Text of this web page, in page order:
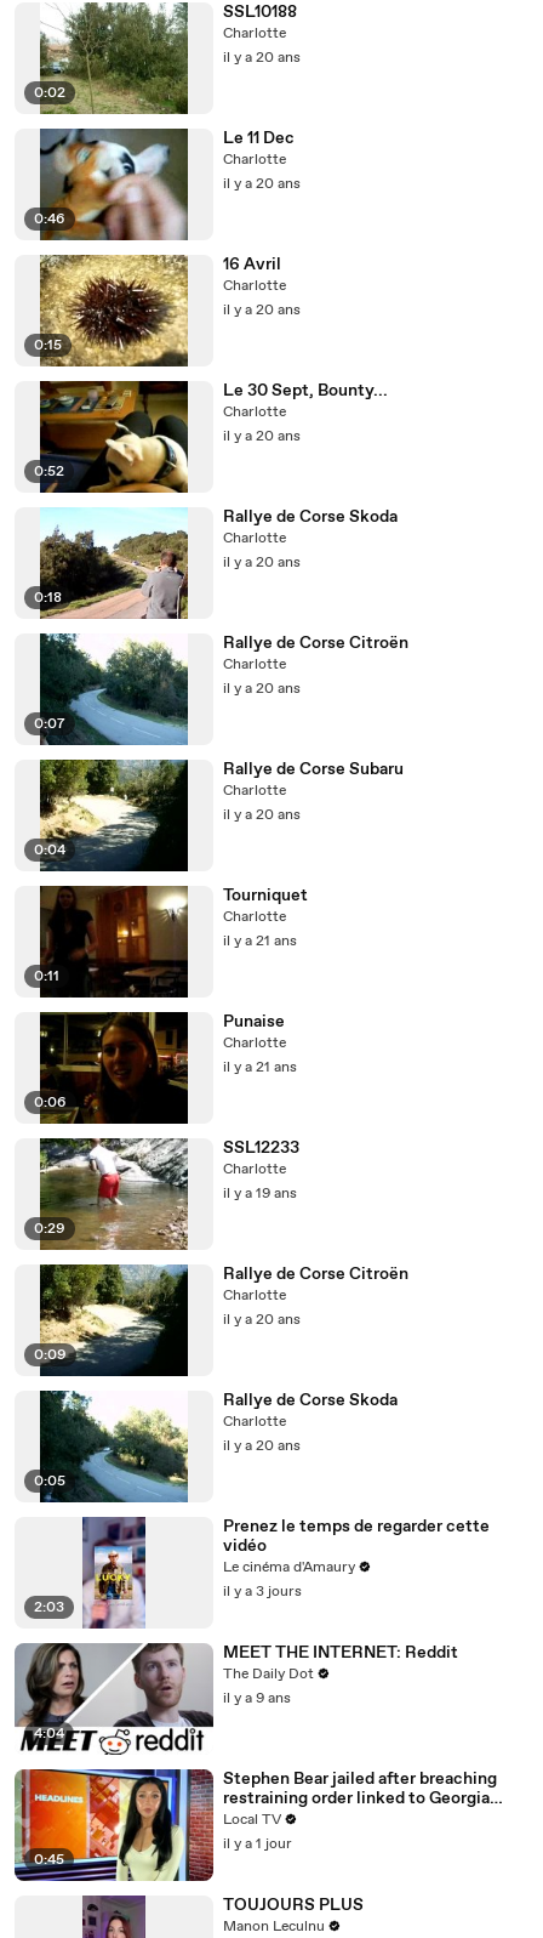
0:02
SSL10188
Charlotte
il y a 20 ans
0:46
Le 11 Dec
Charlotte
il y a 20 ans
0:15
16 Avril
Charlotte
il y a 20 ans
0:52
Le 30 Sept, Bounty...
Charlotte
il y a 20 ans
0:18
Rallye de Corse Skoda
Charlotte
il y a 20 ans
0:07
Rallye de Corse Citroën
Charlotte
il y a 20 ans
0:04
Rallye de Corse Subaru
Charlotte
il y a 20 ans
0:11
Tourniquet
Charlotte
il y a 21 ans
0:06
Punaise
Charlotte
il y a 21 ans
0:29
SSL12233
Charlotte
il y a 19 ans
0:09
Rallye de Corse Citroën
Charlotte
il y a 20 ans
0:05
Rallye de Corse Skoda
Charlotte
il y a 20 ans
2:03
Prenez le temps de regarder cette
vidéo
Le cinéma d'Amaury
il y a 3 jours
4:04
MEET THE INTERNET: Reddit
The Daily Dot
il y a 9 ans
0:45
Stephen Bear jailed after breaching
restraining order linked to Georgia
Harrison
Local TV
il y a 1 jour
TOUJOURS PLUS
Manon Leculnu